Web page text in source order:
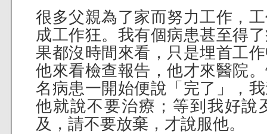
很多父親為了家而努力工作，
成工作狂。我有個病患甚至得
果都沒時間來看，只是埋首工
他來看檢查報告，他才來醫院
名病患一開始便說「完了」，
他就說不要治療；等到我好說
及，請不要放棄，才說服他。